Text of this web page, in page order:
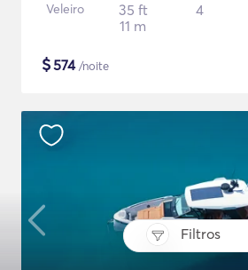
Filtros
Veleiro
35 ft
11 m
4
$574/noite